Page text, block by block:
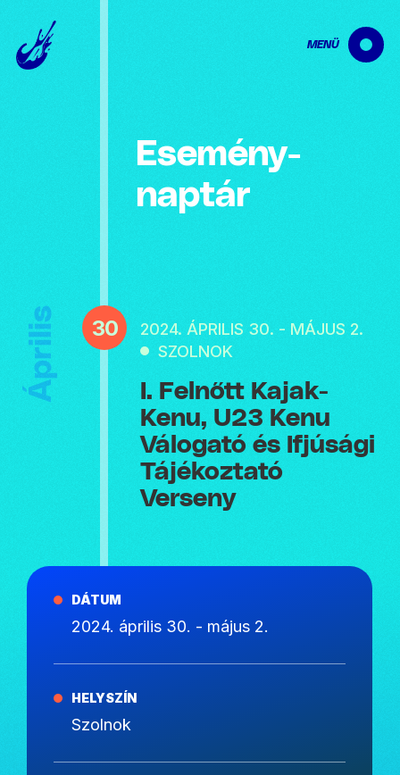
MENÜ
Esemény­
naptár
Április 30
2024. ÁPRILIS 30. - MÁJUS 2.
SZOLNOK
I. Felnőtt Kajak-
Kenu, U23 Kenu
Válogató és Ifjúsági
Tájékoztató
Verseny
DÁTUM
2024. április 30. - május 2.
HELYSZÍN
Szolnok